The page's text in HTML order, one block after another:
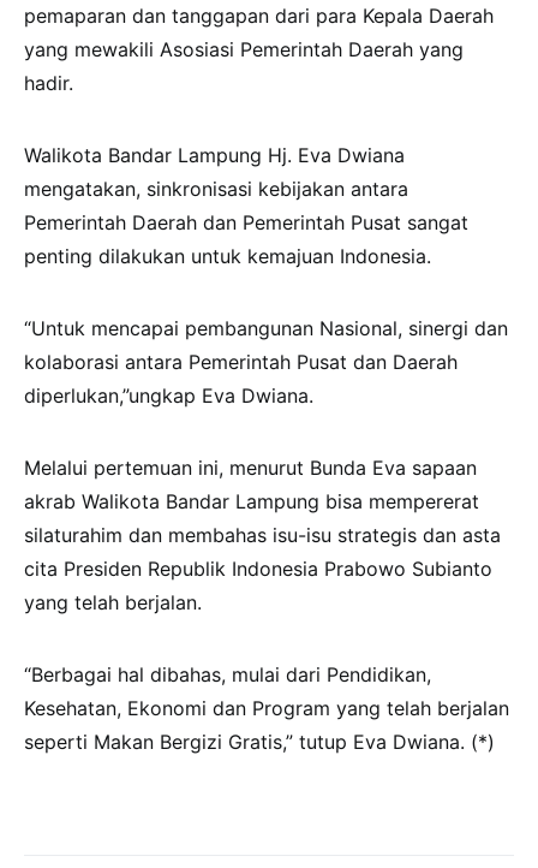
pemaparan dan tanggapan dari para Kepala Daerah
yang mewakili Asosiasi Pemerintah Daerah yang
hadir.
Walikota Bandar Lampung Hj. Eva Dwiana
mengatakan, sinkronisasi kebijakan antara
Pemerintah Daerah dan Pemerintah Pusat sangat
penting dilakukan untuk kemajuan Indonesia.
“Untuk mencapai pembangunan Nasional, sinergi dan
kolaborasi antara Pemerintah Pusat dan Daerah
diperlukan,”ungkap Eva Dwiana.
Melalui pertemuan ini, menurut Bunda Eva sapaan
akrab Walikota Bandar Lampung bisa mempererat
silaturahim dan membahas isu-isu strategis dan asta
cita Presiden Republik Indonesia Prabowo Subianto
yang telah berjalan.
“Berbagai hal dibahas, mulai dari Pendidikan,
Kesehatan, Ekonomi dan Program yang telah berjalan
seperti Makan Bergizi Gratis,” tutup Eva Dwiana. (*)